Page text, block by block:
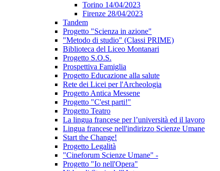
Torino 14/04/2023
Firenze 28/04/2023
Tandem
Progetto "Scienza in azione"
"Metodo di studio" (Classi PRIME)
Biblioteca del Liceo Montanari
Progetto S.O.S.
Prospettiva Famiglia
Progetto Educazione alla salute
Rete dei Licei per l'Archeologia
Progetto Antica Messene
Progetto "C'est parti!"
Progetto Teatro
La lingua francese per l’università ed il lavoro
Lingua francese nell'indirizzo Scienze Umane
Start the Change!
Progetto Legalità
"Cineforum Scienze Umane" -
Progetto "Io nell'Opera"